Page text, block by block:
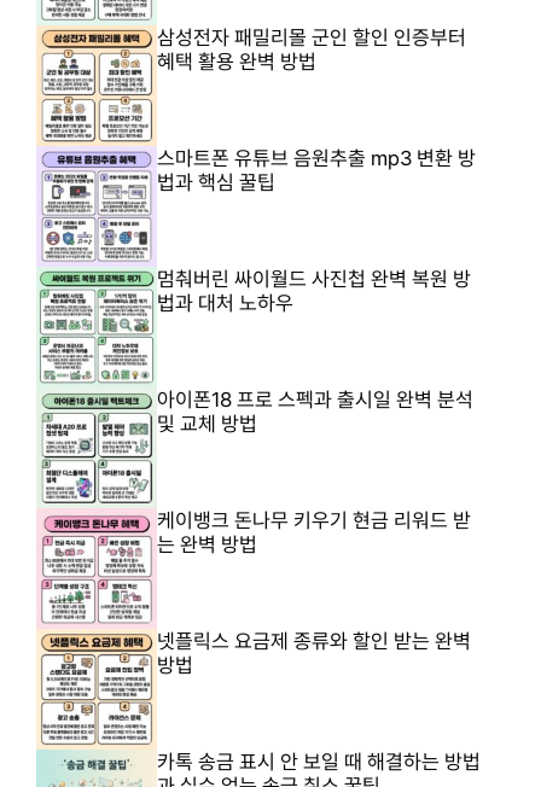
삼성전자 패밀리몰 군인 할인 인증부터
혜택 활용 완벽 방법
스마트폰 유튜브 음원추출 mp3 변환 방
법과 핵심 꿀팁
멈춰버린 싸이월드 사진첩 완벽 복원 방
법과 대처 노하우
아이폰18 프로 스펙과 출시일 완벽 분석
및 교체 방법
케이뱅크 돈나무 키우기 현금 리워드 받
는 완벽 방법
넷플릭스 요금제 종류와 할인 받는 완벽
방법
카톡 송금 표시 안 보일 때 해결하는 방법